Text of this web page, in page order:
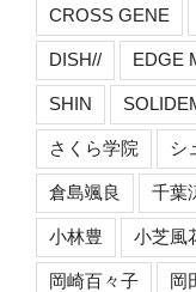
CROSS GENE
DISH// EDGE
SHIN
さくら学院 シ
倉島颯良 千葉
小林豊 小芝風
岡崎百々子 岡